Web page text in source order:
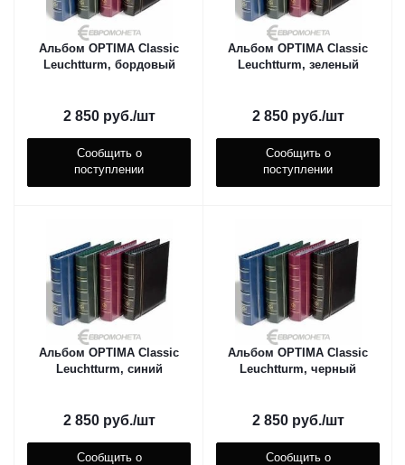
Альбом OPTIMA Classic
Leuchtturm, бордовый
2 850руб./шт
Сообщить о
поступлении
Альбом OPTIMA Classic
Leuchtturm, зеленый
2 850руб./шт
Сообщить о
поступлении
Альбом OPTIMA Classic
Leuchtturm, синий
2 850руб./шт
Сообщить о
Альбом OPTIMA Classic
Leuchtturm, черный
2 850руб./шт
Сообщить о